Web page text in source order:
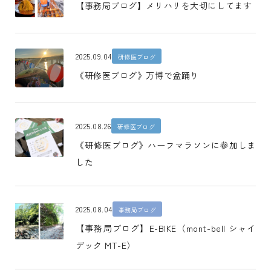
【事務局ブログ】メリハリを大切にしてます
2025.09.04 研修医ブログ
《研修医ブログ》万博で盆踊り
2025.08.26 研修医ブログ
《研修医ブログ》ハーフマラソンに参加しま
した
2025.08.04 事務局ブログ
【事務局ブログ】E-BIKE（mont-bell シャイ
デック MT-E）